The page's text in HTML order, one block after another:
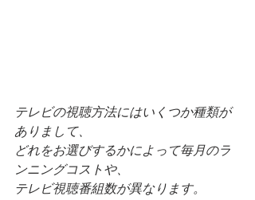
テレビの視聴方法にはいくつか種類が
ありまして、
どれをお選びするかによって毎月のラ
ンニングコストや、
テレビ視聴番組数が異なります。